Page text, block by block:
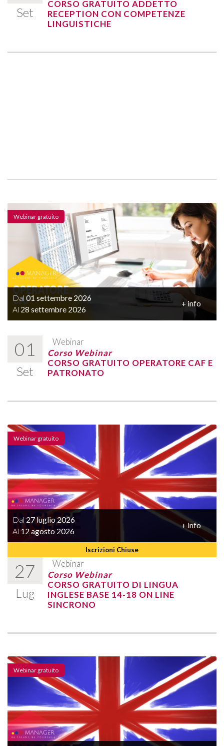
Set
CORSO GRATUITO ADDETTO
RECEPTION CON COMPETENZE
LINGUISTICHE
Dal01 settembre 2026
Al 28 settembre 2026
+ info
01
Set
Webinar
Webinar gratuito
Corso Webinar
CORSO GRATUITO OPERATORE CAF E
PATRONATO
Iscrizioni Chiuse
Dal 27 luglio 2026
Al12 agosto 2026
+ info
27
Lug
Webinar
Webinar gratuito
Corso Webinar
CORSO GRATUITO DI LINGUA
INGLESE BASE 14-18 ON LINE
SINCRONO
Webinar gratuito